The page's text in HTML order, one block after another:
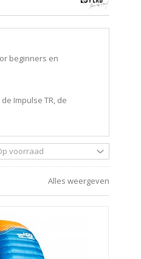
beginners en
Impulse TR, de
Alles weergeven